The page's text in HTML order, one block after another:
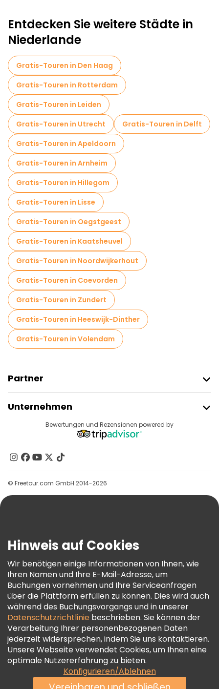
Kneipentour in Amsterdam
Sportaktivitäten in Amsterdam
Selbstgeführte Touren in Amsterdam
Fluchtspiele in Amsterdam
Kostenlose Kriegstouren in Amsterdam
Jüdische Viertel Kostenlose Führungen in Amsterdam}
Kreuzfahrten in Amsterdam
Museen in Amsterdam
Führungen für kleine Gruppen in Amsterdam
Markttouren in Amsterdam
Lokale Verkostungstouren in Amsterdam
Kostenlose Tagesausflüge in Amsterdam
Kostenlose Nachtwanderungen in Amsterdam
Fahrradtouren in Amsterdam
Food-Touren in Amsterdam
Kostenlose Führungen in der Nähe Dam Square
Entdecken Sie weitere Städte in
Niederlande
Gratis-Touren in Den Haag
Gratis-Touren in Rotterdam
Gratis-Touren in Leiden
Gratis-Touren in Utrecht
Gratis-Touren in Delft
Gratis-Touren in Apeldoorn
Gratis-Touren in Arnheim
Gratis-Touren in Hillegom
Gratis-Touren in Lisse
Gratis-Touren in Oegstgeest
Gratis-Touren in Kaatsheuvel
Gratis-Touren in Noordwijkerhout
Gratis-Touren in Coevorden
Gratis-Touren in Zundert
Gratis-Touren in Heeswijk-Dinther
Gratis-Touren in Volendam
Partner
Anbieter-Anmeldung
Affiliate-Programm
Unternehmen
Reiseziele
Kontakt
Gruppen
Hilfe
AGB Und Rechtliches
Cookie-Richtlinie
Freetour Auszeichnungen
Treueprogramm
Bewertungen und Rezensionen powered by
© Freetour.com GmbH 2014-2026
Hinweis auf Cookies
Wir benötigen einige Informationen von Ihnen, wie
Ihren Namen und Ihre E-Mail-Adresse, um
Buchungen vornehmen und Ihre Serviceanfragen
über die Plattform erfüllen zu können. Dies wird auch
während des Buchungsvorgangs und in unserer
Datenschutzrichtlinie beschrieben. Sie können der
Verarbeitung Ihrer personenbezogenen Daten
jederzeit widersprechen, indem Sie uns kontaktieren.
Unsere Webseite verwendet Cookies, um Ihnen eine
optimale Nutzererfahrung zu bieten.
Konfigurieren/Ablehnen